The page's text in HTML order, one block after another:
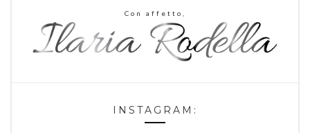
Con affetto,
INSTAGRAM: